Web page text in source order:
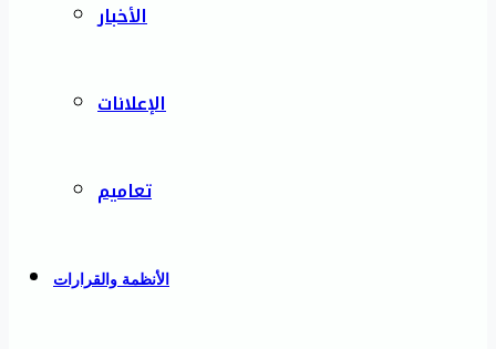
الأخبار
الإعلانات
تعاميم
الأنظمة والقرارات